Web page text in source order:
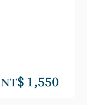
NT$ 1,550